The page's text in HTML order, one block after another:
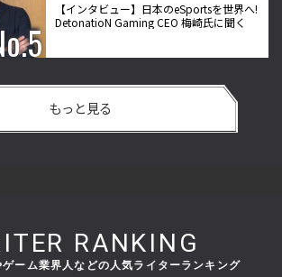
【インタビュー】日本のeSportsを世界へ!
DetonatioN Gaming CEO 梅崎氏に聞く
もっと見る
RANKING
ーム業界人などの人気ライターランキング